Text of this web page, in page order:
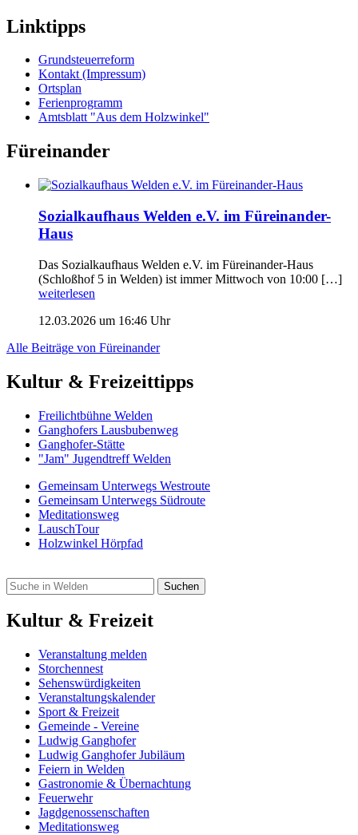
Linktipps
Grundsteuerreform
Kontakt (Impressum)
Ortsplan
Ferienprogramm
Amtsblatt "Aus dem Holzwinkel"
Füreinander
Sozialkaufhaus Welden e.V. im Füreinander-
Haus
Das Sozialkaufhaus Welden e.V. im Füreinander-Haus
(Schloßhof 5 in Welden) ist immer Mittwoch von 10:00 […]
weiterlesen
12.03.2026 um 16:46 Uhr
Alle Beiträge von Füreinander
Kultur & Freizeittipps
Freilicht­bühne Welden
Ganghofers Lausbubenweg
Ganghofer-Stätte
"Jam" Jugendtreff Welden
Gemeinsam Unterwegs Westroute
Gemeinsam Unterwegs Südroute
Meditationsweg
LauschTour
Holzwinkel Hörpfad
Kultur & Freizeit
Veranstaltung melden
Storchennest
Sehenswürdigkeiten
Veranstaltungskalender
Sport & Freizeit
Gemeinde - Vereine
Ludwig Ganghofer
Ludwig Ganghofer Jubiläum
Feiern in Welden
Gastronomie & Übernachtung
Feuerwehr
Jagdgenossenschaften
Meditationsweg